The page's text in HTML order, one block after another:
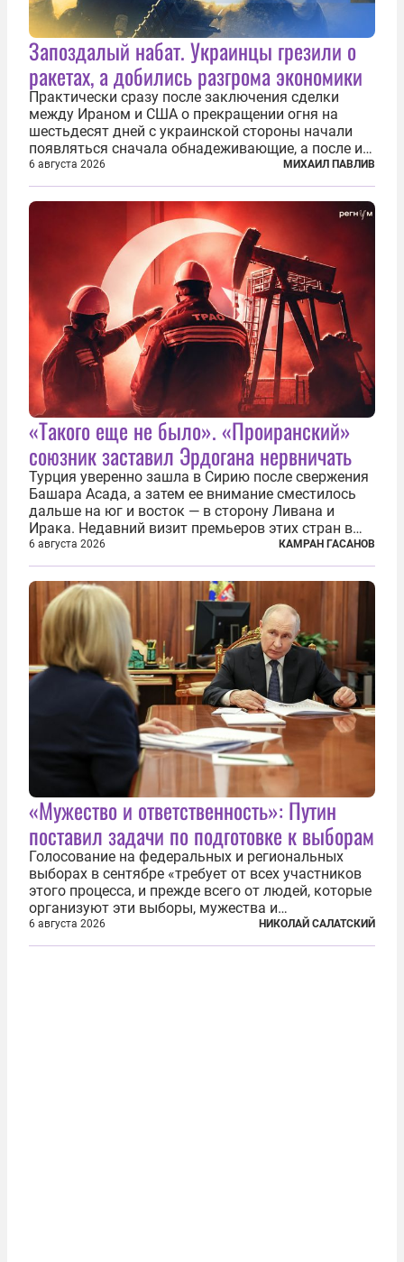
Запоздалый набат. Украинцы грезили о
ракетах, а добились разгрома экономики
Практически сразу после заключения сделки
между Ираном и США о прекращении огня на
шестьдесят дней с украинской стороны начали
появляться сначала обнадеживающие, а после и
вовсе бравурные заявления про некий «перелом»
в войне. Вероятно, в сознании первых лиц
киевского режима и стоящих за ними...
6 августа 2026 МИХАИЛ ПАВЛИВ
«Такого еще не было». «Проиранский»
союзник заставил Эрдогана нервничать
Турция уверенно зашла в Сирию после свержения
Башара Асада, а затем ее внимание сместилось
дальше на юг и восток — в сторону Ливана и
Ирака. Недавний визит премьеров этих стран в
Анкару, договоры об участии турецкой компании
TPAO в разработке нефти иракского Киркука и
«Дороги развития» подтверждают...
6 августа 2026 КАМРАН ГАСАНОВ
«Мужество и ответственность»: Путин
поставил задачи по подготовке к выборам
Голосование на федеральных и региональных
выборах в сентябре «требует от всех участников
этого процесса, и прежде всего от людей, которые
организуют эти выборы, мужества и
ответственного отношения к формированию
власти», — подчеркнул президент Владимир Путин
6 августа 2026 НИКОЛАЙ САЛАТСКИЙ